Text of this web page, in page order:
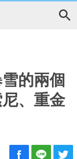
的兩個
、重金